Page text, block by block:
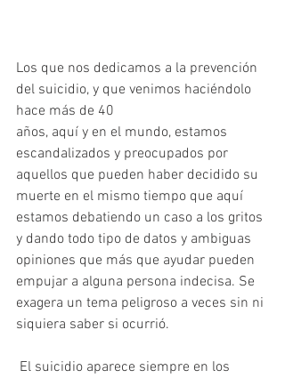
Los que nos dedicamos a la prevención
del suicidio, y que venimos haciéndolo
hace más de 40
años, aquí y en el mundo, estamos
escandalizados y preocupados por
aquellos que pueden haber decidido su
muerte en el mismo tiempo que aquí
estamos debatiendo un caso a los gritos
y dando todo tipo de datos y ambiguas
opiniones que más que ayudar pueden
empujar a alguna persona indecisa. Se
exagera un tema peligroso a veces sin ni
siquiera saber si ocurrió.